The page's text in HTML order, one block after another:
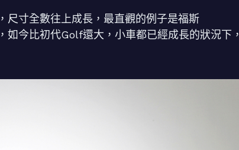
尺寸全數往上成長，最直觀的例子是福斯
如今比初代Golf還大，小車都已經成長的狀況下，